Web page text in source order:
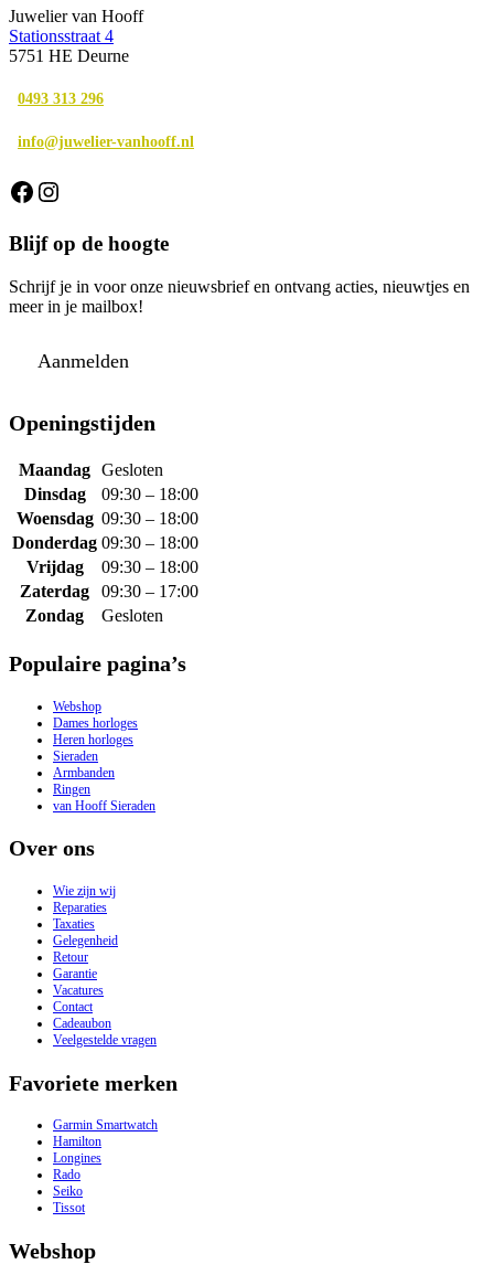
Juwelier van Hooff
Stationsstraat 4
5751 HE Deurne
0493 313 296
info@juwelier-vanhooff.nl
Facebook
Instagram
Blijf op de hoogte
Schrijf je in voor onze nieuwsbrief en ontvang acties, nieuwtjes en
meer in je mailbox!
Aanmelden
Openingstijden
Maandag Gesloten
Dinsdag
09:30 – 18:00
Woensdag 09:30 – 18:00
Donderdag 09:30 – 18:00
Vrijdag
09:30 – 18:00
Zaterdag
09:30 – 17:00
Zondag
Gesloten
Populaire pagina’s
Webshop
Dames horloges
Heren horloges
Sieraden
Armbanden
Ringen
van Hooff Sieraden
Over ons
Wie zijn wij
Reparaties
Taxaties
Gelegenheid
Retour
Garantie
Vacatures
Contact
Cadeaubon
Veelgestelde vragen
Favoriete merken
Garmin Smartwatch
Hamilton
Longines
Rado
Seiko
Tissot
Webshop